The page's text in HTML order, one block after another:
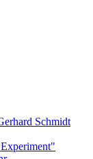
Schmidt